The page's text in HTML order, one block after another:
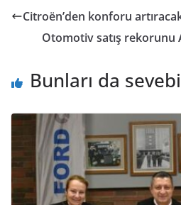
Citroën’den konforu
Otomotiv satış rekorunu
Bunları da